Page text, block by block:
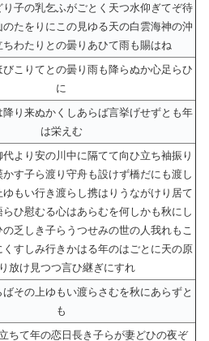
子の乳乞ふがごとく天つ水仰ぎてぞ待
たをりにこの見ゆる天の白雲海神の沖
ちわたりとの曇りあひて雨も賜はね
びこりてとの曇り雨も降らぬか心足らひ
に
り来ぬかくしあらば言挙げせずとも年
は栄えむ
より安の川中に隔てて向ひ立ち袖振り
す子ら渡り守舟も設けず橋だにも渡し
もい行き渡らし携はりうながけり居て
ひ慰むる心はあらむを何しかも秋にし
乏しき子らうつせみの世の人我れもこ
くすしみ行きかはる年のはごとに天の原
放け見つつ言ひ継ぎにすれ
その上ゆもい渡らさむを秋にあらずと
も
ちて年の恋日長き子らが妻どひの夜ぞ